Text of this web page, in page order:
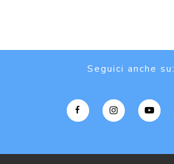
Seguici anche su: